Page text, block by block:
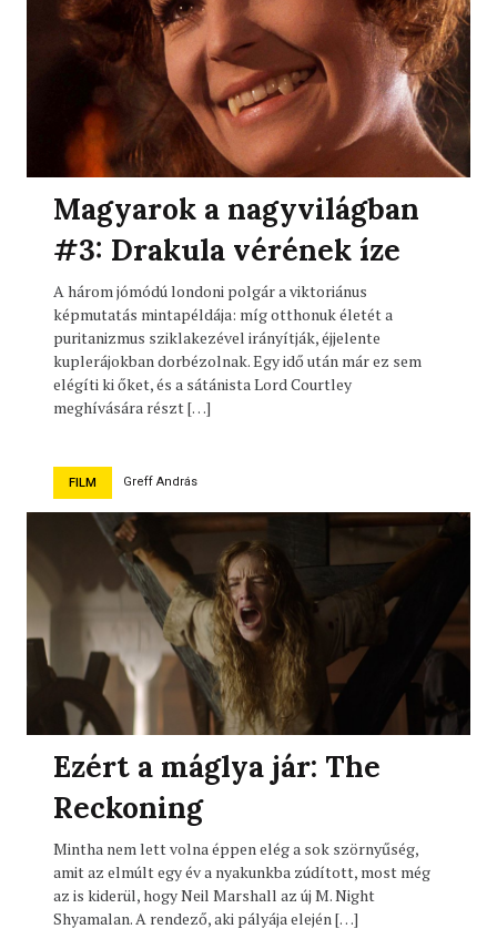
Magyarok a nagyvilágban
#3: Drakula vérének íze
A három jómódú londoni polgár a viktoriánus
képmutatás mintapéldája: míg otthonuk életét a
puritanizmus sziklakezével irányítják, éjjelente
kuplerájokban dorbézolnak. Egy idő után már ez sem
elégíti ki őket, és a sátánista Lord Courtley
meghívására részt […]
FILM Greff András
Ezért a máglya jár: The
Reckoning
Mintha nem lett volna éppen elég a sok szörnyűség,
amit az elmúlt egy év a nyakunkba zúdított, most még
az is kiderül, hogy Neil Marshall az új M. Night
Shyamalan. A rendező, aki pályája elején […]